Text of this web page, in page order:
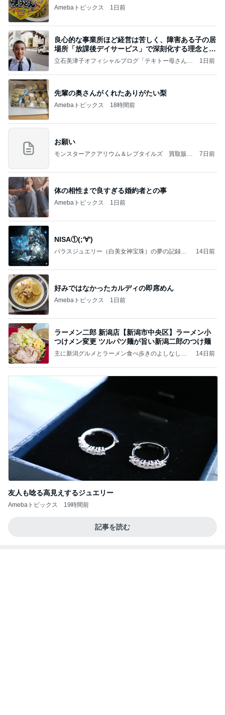
Amebaトピックス 1日前
良心的な事業所ほど経営は苦しく、障害ある子の居
場所「放課後デイサービス」で深刻化する理念と現
実の
立石美津子オフィシャルブログ「テキトー母さんの
1日前
先輩の奥さんがくれたありがたい梨
Amebaトピックス 18時間前
お願い
モンスターアクアリウム＆レプタイルズ 買取販売
7日前
体の相性まで良すぎる婚約者との事
Amebaトピックス 1日前
NISA①(;'∀')
パラスジュエリー（白美女神宝珠）の夢の記録
14日前
好みではなかったカルディの即席めん
Amebaトピックス 1日前
ラーメン二郎 新潟店【新潟市中央区】ラーメン小
つけメン変更 ツルパツ麺が旨い新潟二郎のつけ麺
主に新潟グルメとラーメン食べ歩きのよしなしご
14日前
友人も唸る高見えするジュエリー
Amebaトピックス 19時間前
記事を読む